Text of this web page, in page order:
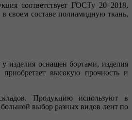
соответствует ГОСТу 20 2018,
своем составе полиамидную ткань,
у изделия оснащен бортами, изделия
высокую прочность и
Продукцию используют в
выбор разных видов лент по